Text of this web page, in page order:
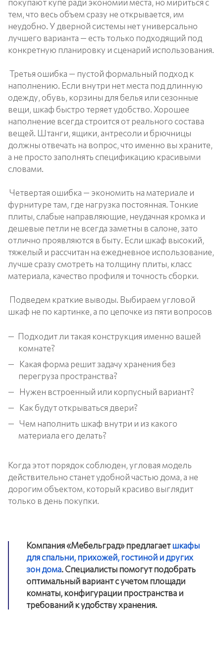
покупают купе ради экономии места, но мириться с
тем, что весь объем сразу не открывается, им
неудобно. У дверной системы нет универсально
лучшего варианта — есть только подходящий под
конкретную планировку и сценарий использования.
Третья ошибка — пустой формальный подход к
наполнению. Если внутри нет места под длинную
одежду, обувь, корзины для белья или сезонные
вещи, шкаф быстро теряет удобство. Хорошее
наполнение всегда строится от реального состава
вещей. Штанги, ящики, антресоли и брючницы
должны отвечать на вопрос, что именно вы храните,
а не просто заполнять спецификацию красивыми
словами.
Четвертая ошибка — экономить на материале и
фурнитуре там, где нагрузка постоянная. Тонкие
плиты, слабые направляющие, неудачная кромка и
дешевые петли не всегда заметны в салоне, зато
отлично проявляются в быту. Если шкаф высокий,
тяжелый и рассчитан на ежедневное использование,
лучше сразу смотреть на толщину плиты, класс
материала, качество профиля и точность сборки.
Подведем краткие выводы. Выбираем угловой
шкаф не по картинке, а по цепочке из пяти вопросов
Подходит ли такая конструкция именно вашей
комнате?
Какая форма решит задачу хранения без
перегруза пространства?
Нужен встроенный или корпусный вариант?
Как будут открываться двери?
Чем наполнить шкаф внутри и из какого
материала его делать?
Когда этот порядок соблюден, угловая модель
действительно станет удобной частью дома, а не
дорогим объектом, который красиво выглядит
только в день покупки.
Компания «Мебельград» предлагаетшкафы
для спальни, прихожей, гостиной и других
зон дома. Специалисты помогут подобрать
оптимальный вариант с учетом площади
комнаты, конфигурации пространства и
требований к удобству хранения.